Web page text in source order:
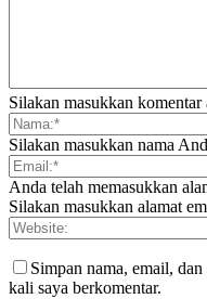
Silakan masukkan komentar
Silakan masukkan nama
Anda telah memasukkan
Silakan masukkan alamat
Simpan nama, email,
kali saya berkomentar.